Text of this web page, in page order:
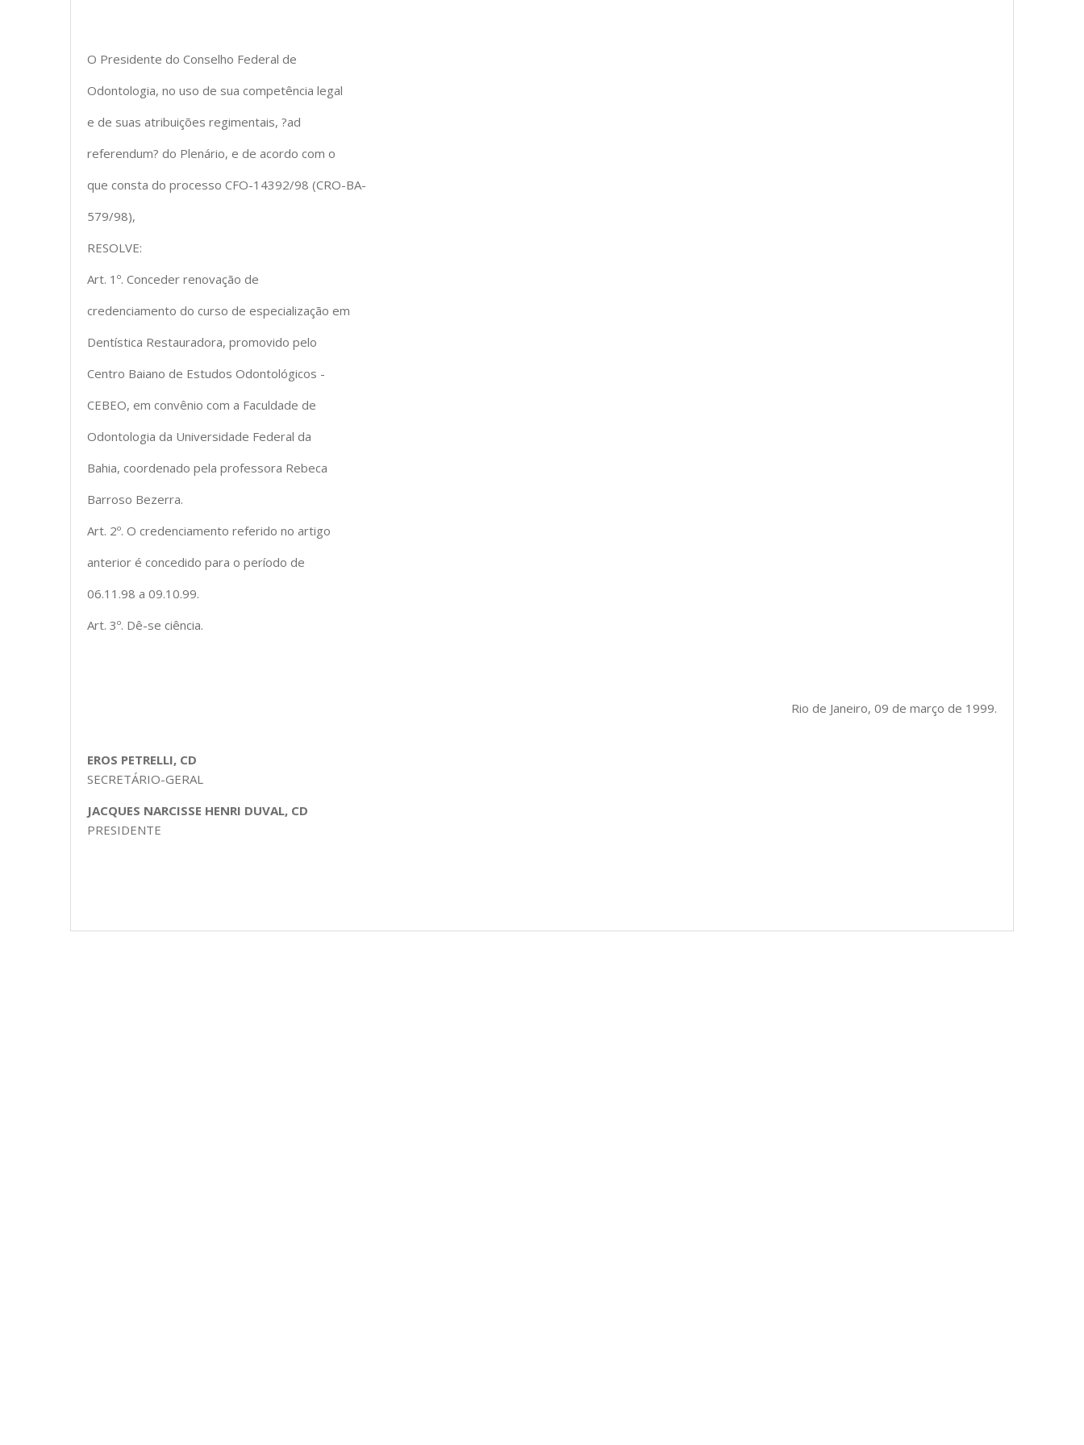
O Presidente do Conselho Federal de
Odontologia, no uso de sua competência legal
e de suas atribuições regimentais, ?ad
referendum? do Plenário, e de acordo com o
que consta do processo CFO-14392/98 (CRO-BA-
579/98),
RESOLVE:
Art. 1º. Conceder renovação de
credenciamento do curso de especialização em
Dentística Restauradora, promovido pelo
Centro Baiano de Estudos Odontológicos -
CEBEO, em convênio com a Faculdade de
Odontologia da Universidade Federal da
Bahia, coordenado pela professora Rebeca
Barroso Bezerra.
Art. 2º. O credenciamento referido no artigo
anterior é concedido para o período de
06.11.98 a 09.10.99.
Art. 3º. Dê-se ciência.
Rio de Janeiro, 09 de março de 1999.
EROS PETRELLI, CD
SECRETÁRIO-GERAL
JACQUES NARCISSE HENRI DUVAL, CD
PRESIDENTE